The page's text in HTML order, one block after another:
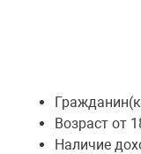
Возраст от
Наличие